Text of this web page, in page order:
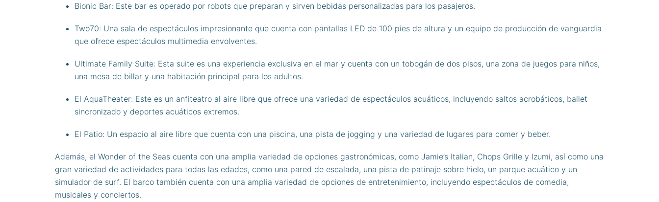
Bionic Bar: Este bar es operado por robots que preparan y sirven bebidas personalizadas para los pasajeros.
Two70: Una sala de espectáculos impresionante que cuenta con pantallas LED de 100 pies de altura y un equipo de producción de vanguardia
que ofrece espectáculos multimedia envolventes.
Ultimate Family Suite: Esta suite es una experiencia exclusiva en el mar y cuenta con un tobogán de dos pisos, una zona de juegos para niños,
una mesa de billar y una habitación principal para los adultos.
El AquaTheater: Este es un anfiteatro al aire libre que ofrece una variedad de espectáculos acuáticos, incluyendo saltos acrobáticos, ballet
sincronizado y deportes acuáticos extremos.
El Patio: Un espacio al aire libre que cuenta con una piscina, una pista de jogging y una variedad de lugares para comer y beber.
Además, el Wonder of the Seas cuenta con una amplia variedad de opciones gastronómicas, como Jamie’s Italian, Chops Grille y Izumi, así como una
gran variedad de actividades para todas las edades, como una pared de escalada, una pista de patinaje sobre hielo, un parque acuático y un
simulador de surf. El barco también cuenta con una amplia variedad de opciones de entretenimiento, incluyendo espectáculos de comedia,
musicales y conciertos.